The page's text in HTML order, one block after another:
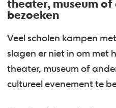
theater, museum
bezoeken
Veel scholen kampen
slagen er niet in om met
theater, museum of
cultureel evenement te